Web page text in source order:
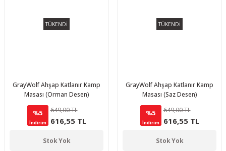
TÜKENDİ
GrayWolf Ahşap Katlanır Kamp
Masası (Orman Desen)
%5
İndirim
649,00 TL
616,55 TL
Stok Yok
TÜKENDİ
GrayWolf Ahşap Katlanır Kamp
Masası (Saz Desen)
%5
İndirim
649,00 TL
616,55 TL
Stok Yok